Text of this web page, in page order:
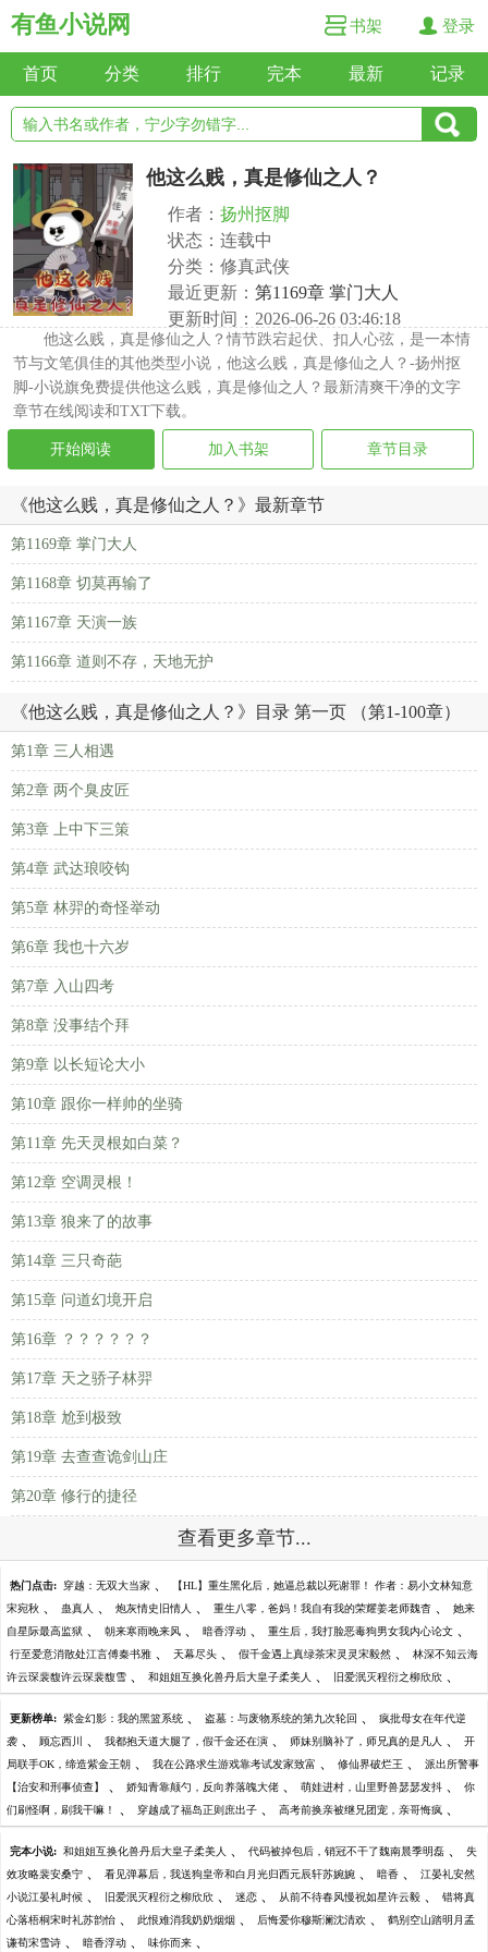
有鱼小说网 书架 登录
首页 分类 排行 完本 最新 记录
他这么贱，真是修仙之人？
作者： 扬州抠脚
状态：连载中
分类：修真武侠
最近更新： 第1169章 掌门大人
更新时间：2026-06-26 03:46:18
他这么贱，真是修仙之人？情节跌宕起伏、扣人心弦，是一本情
节与文笔俱佳的其他类型小说，他这么贱，真是修仙之人？-扬州抠
脚-小说旗免费提供他这么贱，真是修仙之人？最新清爽干净的文字
章节在线阅读和TXT下载。
开始阅读 加入书架 章节目录
《他这么贱，真是修仙之人？》最新章节
第1169章 掌门大人
第1168章 切莫再输了
第1167章 天演一族
第1166章 道则不存，天地无护
《他这么贱，真是修仙之人？》目录 第一页 （第1-100章）
第1章 三人相遇
第2章 两个臭皮匠
第3章 上中下三策
第4章 武达琅咬钩
第5章 林羿的奇怪举动
第6章 我也十六岁
第7章 入山四考
第8章 没事结个拜
第9章 以长短论大小
第10章 跟你一样帅的坐骑
第11章 先天灵根如白菜？
第12章 空调灵根！
第13章 狼来了的故事
第14章 三只奇葩
第15章 问道幻境开启
第16章 ？？？？？？
第17章 天之骄子林羿
第18章 尬到极致
第19章 去查查诡剑山庄
第20章 修行的捷径
查看更多章节...
热门点击: 穿越：无双大当家 、 【HL】重生黑化后，她逼总裁以死谢罪！ 作者：易小文林知意
宋宛秋 、 蛊真人 、 炮灰情史旧情人 、 重生八零，爸妈！我自有我的荣耀姜老师魏杳 、 她来
自星际最高监狱 、 朝来寒雨晚来风 、 暗香浮动 、 重生后，我打脸恶毒狗男女我内心论文 、
行至爱意消散处江言傅秦书雅 、 天幕尽头 、 假千金遇上真绿茶宋灵灵宋毅然 、 林深不知云海
许云琛裴馥许云琛裴馥雪 、 和姐姐互换化兽丹后大皇子柔美人 、 旧爱泯灭程衍之柳欣欣 、
更新榜单: 紫金幻影：我的黑篮系统 、 盗墓：与废物系统的第九次轮回 、 疯批母女在年代逆
袭 、 顾忘西川 、 我都抱天道大腿了，假千金还在演 、 师妹别脑补了，师兄真的是凡人 、 开
局联手OK，缔造紫金王朝 、 我在公路求生游戏靠考试发家致富 、 修仙界破烂王 、 派出所警事
【治安和刑事侦查】 、 娇知青靠颠勺，反向养落魄大佬 、 萌娃进村，山里野兽瑟瑟发抖 、 你
们刷怪啊，刷我干嘛！ 、 穿越成了福岛正则庶出子 、 高考前换亲被继兄团宠，亲哥悔疯 、
完本小说: 和姐姐互换化兽丹后大皇子柔美人 、 代码被掉包后，销冠不干了魏南晨季明磊 、 失
效攻略裴安桑宁 、 看见弹幕后，我送狗皇帝和白月光归西元辰轩苏婉婉 、 暗香 、 江晏礼安然
小说江晏礼时候 、 旧爱泯灭程衍之柳欣欣 、 迷恋 、 从前不待春风慢祝如星许云毅 、 错将真
心落梧桐宋时礼苏韵怡 、 此恨难消我奶奶烟烟 、 后悔爱你穆斯澜沈清欢 、 鹤别空山踏明月孟
谦荀宋雪诗 、 暗香浮动 、 味你而来 、